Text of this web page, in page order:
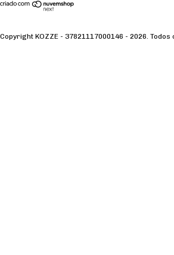
Copyright KOZZE - 37821117000146 - 2026.